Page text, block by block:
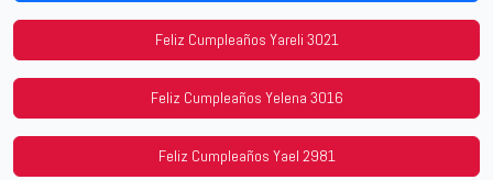
Feliz Cumpleaños Yareli 3021
Feliz Cumpleaños Yelena 3016
Feliz Cumpleaños Yael 2981